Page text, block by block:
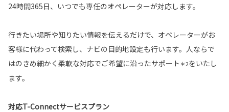
24時間365日、いつでも専任のオペレーターが対応します。
行きたい場所や知りたい情報を伝えるだけで、オペレーターがお
客様に代わって検索し、ナビの目的地設定も行います。人ならで
はのきめ細かく柔軟な対応でご希望に沿ったサポート ＊2をいたし
ます。
対応T-Connectサービスプラン